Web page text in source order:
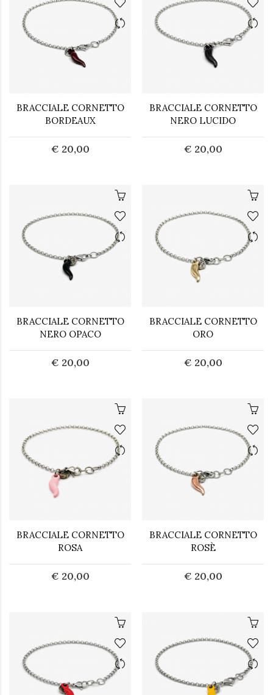
BRACCIALE CORNETTO
BORDEAUX
€ 20,00
BRACCIALE CORNETTO
NERO LUCIDO
€ 20,00
BRACCIALE CORNETTO
NERO OPACO
€ 20,00
BRACCIALE CORNETTO
ORO
€ 20,00
BRACCIALE CORNETTO
ROSA
€ 20,00
BRACCIALE CORNETTO
ROSÈ
€ 20,00